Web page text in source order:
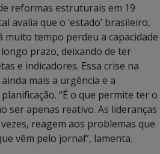
reformas estruturais em 19
avalia que o ‘estado’ brasileiro,
muito tempo perdeu a capacidade
prazo, deixando de ter
e indicadores. Essa crise na
mais a urgência e a
“É o que permite ter o
ser apenas reativo. As lideranças
reagem aos problemas que
vêm pelo jornal”, lamenta.